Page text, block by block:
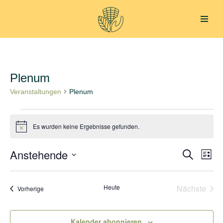
Inhalt
Plenum
Veranstaltungen Plenum
HinweisEs wurden keine Ergebnisse gefunden.
Suche
und
Suche
Liste
Anstehende
VorherigeVeranstaltungen Heute
Nächste